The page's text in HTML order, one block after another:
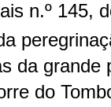
n.º 145,
da grande
do